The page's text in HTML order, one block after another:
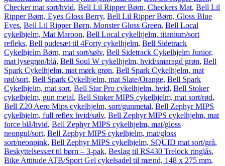
Checker mat sort/hvid, Bell Lil Ripper Børn, Checkers Mat, Bell Lil
Ripper Børn, Eyes Gloss Berry, Bell Lil Ripper Børn, Gloss Blue
Eyes, Bell Lil Ripper Børn, Monster Gloss Green, Bell Local
cykelhjelm, Mat Maroon, Bell Local cykelhjelm, titanium/sort
refleks, Bell pudesæt til 4Forty cykelhjelm, Bell Sidetrack
Cykelhjelm Børn, mat sort/sølv, Bell Sidetrack Cykelhjelm Junior,
mat lysegrøn/blå, Bell Soul W cykelhjelm, hvid/smaragd grøn, Bell
Spark Cykelhjelm, mat mørk grøn, Bell Spark Cykelhjelm, mat
rød/sort, Bell Spark Cykelhjelm, mat Slate/Orange, Bell Spark
Cykelhjelm, mat sort, Bell Star Pro cykelhjelm, hvid, Bell Stoker
cykelhjelm, gun metal, Bell Stoker MIPS cykelhjelm, mat sort/rød,
Bell Z20 Aero Mips cykelhjelm, sort/gunmetal, Bell Zephyr MIPS
cykelhjelm, full reflex hvid/sølv, Bell Zephyr MIPS cykelhjelm, mat
force blå/hvid, Bell Zephyr MIPS cykelhjelm, mat/gloss
neongul/sort, Bell Zephyr MIPS cykelhjelm, mat/gloss
sort/neonpink, Bell Zephyr MIPS cykelhjelm, SQUID mat sort/grå,
Beskyttelsessæt til børn – 3-pak, Beslag til RS430 Trelock ringlås,
Bike Attitude ATB/Sport Gel cykelsadel til mænd, 148 x 275 mm,